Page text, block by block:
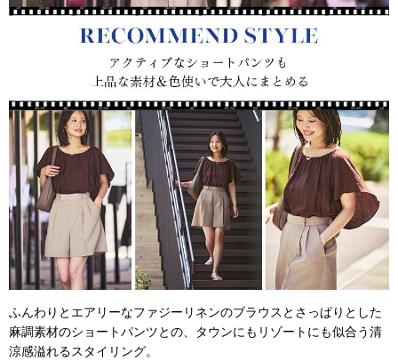
ふんわりとエアリーなファジーリネンのブラウスとさっぱりとした
麻調素材のショートパンツとの、タウンにもリゾートにも似合う清
涼感溢れるスタイリング。